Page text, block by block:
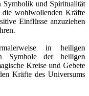
Symbolik und Spiritualität
die wohlwollenden Kräfte
Einflüsse anzuziehen
in heiligen
Symbole der heiligen
Kreise und Gebete
Kräfte des Universums